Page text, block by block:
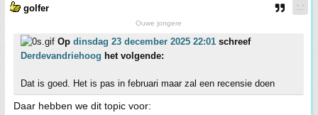
golfer
Ouwe jongere
Op dinsdag 23 december 2025 22:01 schreef
Derdevandriehoog het volgende:
Dat is goed. Het is pas in februari maar zal een recensie doen
Daar hebben we dit topic voor: